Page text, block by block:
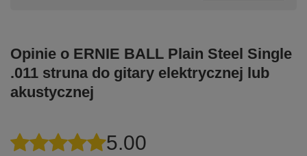
Opinie o ERNIE BALL Plain Steel Single
.011 struna do gitary elektrycznej lub
akustycznej
5.00